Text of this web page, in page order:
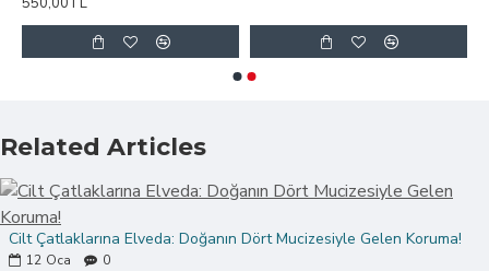
Related Articles
Cilt Çatlaklarına Elveda: Doğanın Dört Mucizesiyle Gelen Koruma!
12 Oca 0